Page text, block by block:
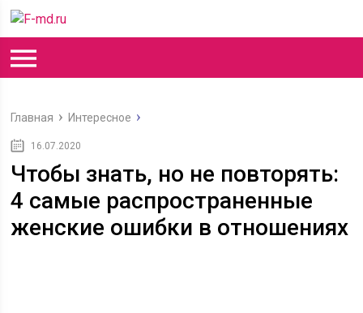
Главная Интересное
16.07.2020
Чтобы знать, но не повторять:
4 самые распространенные
женские ошибки в отношениях